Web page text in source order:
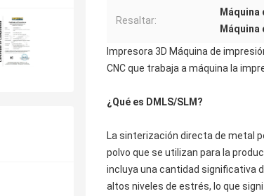
Resaltar:
Máquina
Impresora 3D Máquina de
CNC que trabaja a máquina la
¿Qué es DMLS/SLM?
La sinterización directa de metal
polvo que se utilizan para la
incluya una cantidad significativa
altos niveles de estrés, lo que